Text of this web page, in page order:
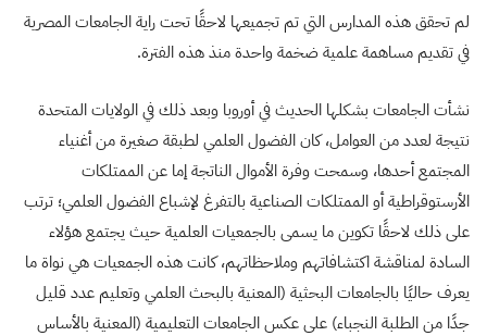
لم تحقق هذه المدارس التي تم تجميعها لاحقًا تحت راية الجامعات المصرية
في تقديم مساهمة علمية ضخمة واحدة منذ هذه الفترة.
نشأت الجامعات بشكلها الحديث في أوروبا وبعد ذلك في الولايات المتحدة
نتيجة لعدد من العوامل، كان الفضول العلمي لطبقة صغيرة من أغنياء
المجتمع أحدها، وسمحت وفرة الأموال الناتجة إما عن الممتلكات
الأرستوقراطية أو الممتلكات الصناعية بالتفرغ لإشباع الفضول العلمي؛ ترتب
على ذلك لاحقًا تكوين ما يسمى بالجمعيات العلمية حيث يجتمع هؤلاء
السادة لمناقشة اكتشافاتهم وملاحظاتهم، كانت هذه الجمعيات هي نواة ما
يعرف حاليًا بالجامعات البحثية (المعنية بالبحث العلمي وتعليم عدد قليل
جدًا من الطلبة النجباء) على عكس الجامعات التعليمية (المعنية بالأساس